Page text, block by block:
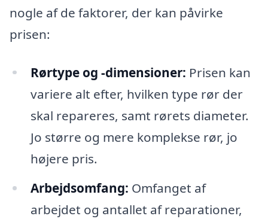
nogle af de faktorer, der kan påvirke
prisen:
Rørtype og -dimensioner: Prisen kan
variere alt efter, hvilken type rør der
skal repareres, samt rørets diameter.
Jo større og mere komplekse rør, jo
højere pris.
Arbejdsomfang: Omfanget af
arbejdet og antallet af reparationer,